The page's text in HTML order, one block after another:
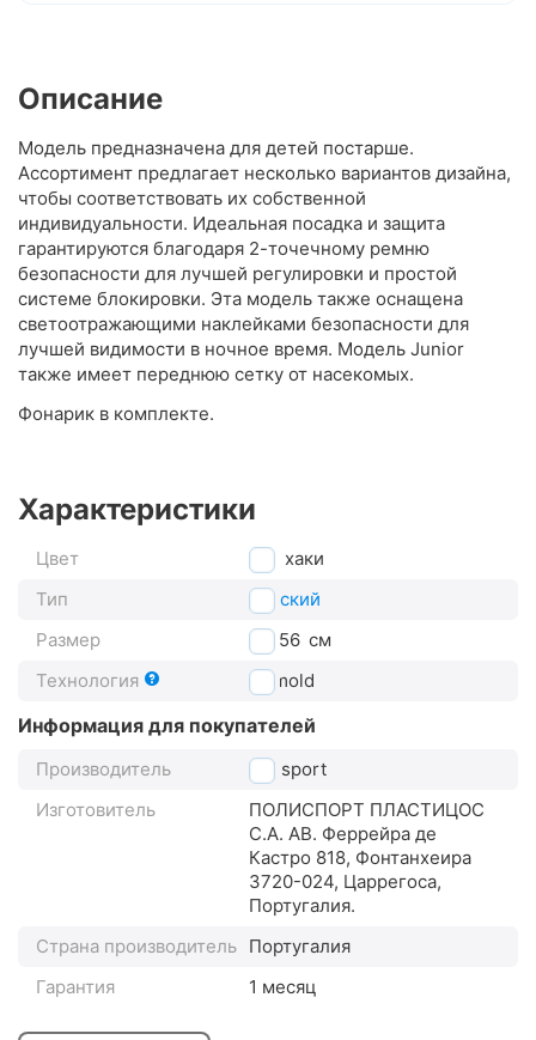
Описание
Модель предназначена для детей постарше.
Ассортимент предлагает несколько вариантов дизайна,
чтобы соответствовать их собственной
индивидуальности. Идеальная посадка и защита
гарантируются благодаря 2-точечному ремню
безопасности для лучшей регулировки и простой
системе блокировки. Эта модель также оснащена
светоотражающими наклейками безопасности для
лучшей видимости в ночное время. Модель Junior
также имеет переднюю сетку от насекомых.
Фонарик в комплекте.
Характеристики
Цвет
хаки
Тип
детский
Размер
52-56 см
Технология
In-mold
Информация для покупателей
Производитель
Polisport
Изготовитель
ПОЛИСПОРТ ПЛАСТИЦОС
С.А. АВ. Феррейра де
Кастро 818, Фонтанхеира
3720-024, Царрегоса,
Португалия.
Страна производитель Португалия
Гарантия
1 месяц